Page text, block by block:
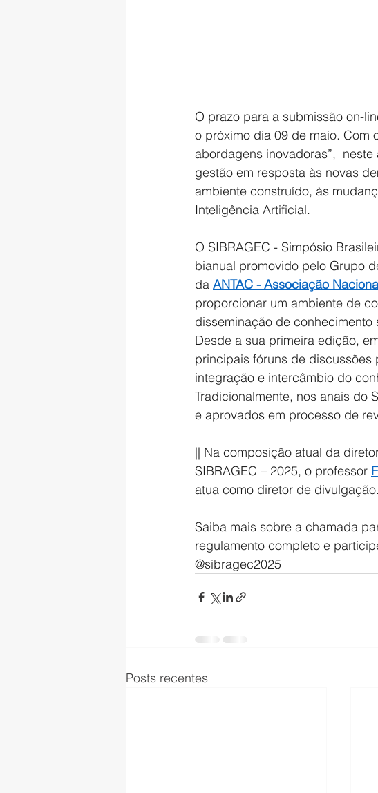
O prazo para a submissão on-
o próximo dia 09 de maio. Com
abordagens inovadoras”,
gestão em resposta às novas
ambiente construído, às
Inteligência Artificial.
O SIBRAGEC - Simpósio
bianual promovido pelo Grupo
da ANTAC - Associação
proporcionar um ambiente de
disseminação de
Desde a sua primeira edição,
principais fóruns de
integração e intercâmbio do
Tradicionalmente, nos anais do
e aprovados em processo de
|| Na composição atual da
SIBRAGEC – 2025, o professor
atua como diretor de
Saiba mais sobre a chamada
regulamento completo e
@sibragec2025
Posts recentes